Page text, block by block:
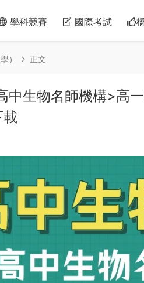
學科競賽 國際考試
） 正文
中生物名師機構>高